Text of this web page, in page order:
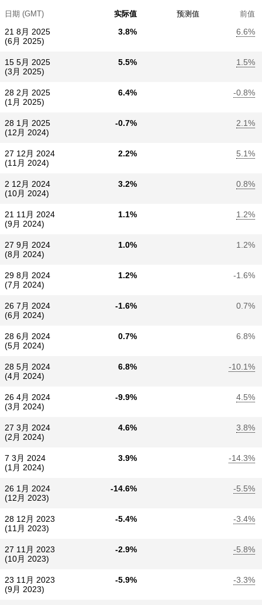
日期 (GMT) 实际值 预测值 前值
21 8月 2025
(6月 2025)
3.8% 6.6%
15 5月 2025
(3月 2025)
5.5% 1.5%
28 2月 2025
(1月 2025)
6.4% -0.8%
28 1月 2025
(12月 2024)
-0.7% 2.1%
27 12月 2024
(11月 2024)
2.2% 5.1%
2 12月 2024
(10月 2024)
3.2% 0.8%
21 11月 2024
(9月 2024)
1.1% 1.2%
27 9月 2024
(8月 2024)
1.0% 1.2%
29 8月 2024
(7月 2024)
1.2% -1.6%
26 7月 2024
(6月 2024)
-1.6% 0.7%
28 6月 2024
(5月 2024)
0.7% 6.8%
28 5月 2024
(4月 2024)
6.8% -10.1%
26 4月 2024
(3月 2024)
-9.9% 4.5%
27 3月 2024
(2月 2024)
4.6% 3.8%
7 3月 2024
(1月 2024)
3.9% -14.3%
26 1月 2024
(12月 2023)
-14.6% -5.5%
28 12月 2023
(11月 2023)
-5.4% -3.4%
27 11月 2023
(10月 2023)
-2.9% -5.8%
23 11月 2023
(9月 2023)
-5.9% -3.3%